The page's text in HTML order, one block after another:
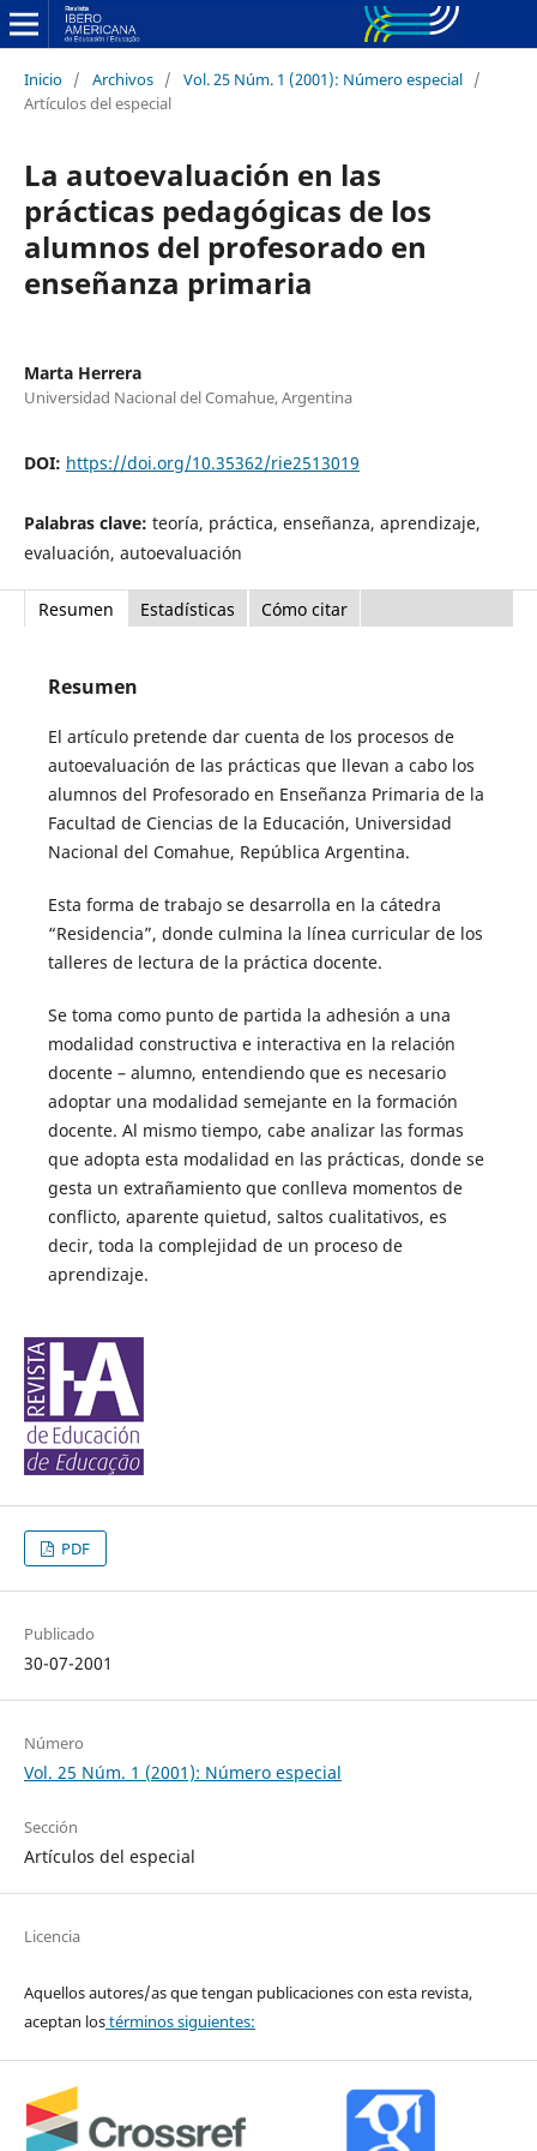
Inicio / Archivos / Vol. 25 Núm. 1 (2001): Número especial /
Artículos del especial
La autoevaluación en las
prácticas pedagógicas de los
alumnos del profesorado en
enseñanza primaria
Marta Herrera
Universidad Nacional del Comahue, Argentina
DOI: https://doi.org/10.35362/rie2513019
Palabras clave: teoría, práctica, enseñanza, aprendizaje,
evaluación, autoevaluación
Resumen Estadísticas Cómo citar
Resumen
El artículo pretende dar cuenta de los procesos de
autoevaluación de las prácticas que llevan a cabo los
alumnos del Profesorado en Enseñanza Primaria de la
Facultad de Ciencias de la Educación, Universidad
Nacional del Comahue, República Argentina.
Esta forma de trabajo se desarrolla en la cátedra
“Residencia”, donde culmina la línea curricular de los
talleres de lectura de la práctica docente.
Se toma como punto de partida la adhesión a una
modalidad constructiva e interactiva en la relación
docente – alumno, entendiendo que es necesario
adoptar una modalidad semejante en la formación
docente. Al mismo tiempo, cabe analizar las formas
que adopta esta modalidad en las prácticas, donde se
gesta un extrañamiento que conlleva momentos de
conflicto, aparente quietud, saltos cualitativos, es
decir, toda la complejidad de un proceso de
aprendizaje.
PDF
Publicado
30-07-2001
Número
Vol. 25 Núm. 1 (2001): Número especial
Sección
Artículos del especial
Licencia
Aquellos autores/as que tengan publicaciones con esta revista,
aceptan lostérminos siguientes: